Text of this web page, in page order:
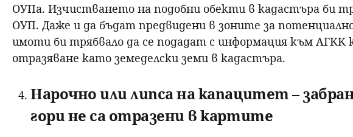
ОУПа. Изчистването на подобни обекти в кадастъра би
ОУП. Даже и да бъдат предвидени в зоните за
имоти би трябвало да се подадат с информация към
отразяване като земеделски земи в кадастъра.
Нарочно или липса на капацитет –
гори не са отразени в картите